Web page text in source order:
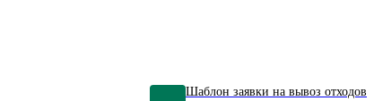
Шаблон заявки на вывоз отходов